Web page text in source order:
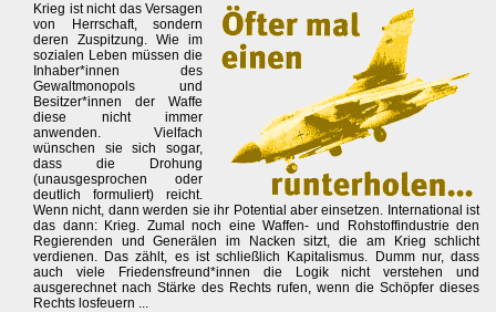
Krieg ist nicht das Versagen
von Herrschaft, sondern
deren Zuspitzung. Wie im
sozialen Leben müssen die
Inhaber*innen des
Gewaltmonopols und
Besitzer*innen der Waffe
diese nicht immer
anwenden. Vielfach
wünschen sie sich sogar,
dass die Drohung
(unausgesprochen oder
deutlich formuliert) reicht.
Wenn nicht, dann werden sie ihr Potential aber einsetzen. International ist
das dann: Krieg. Zumal noch eine Waffen- und Rohstoffindustrie den
Regierenden und Generälen im Nacken sitzt, die am Krieg schlicht
verdienen. Das zählt, es ist schließlich Kapitalismus. Dumm nur, dass
auch viele Friedensfreund*innen die Logik nicht verstehen und
ausgerechnet nach Stärke des Rechts rufen, wenn die Schöpfer dieses
Rechts losfeuern ...